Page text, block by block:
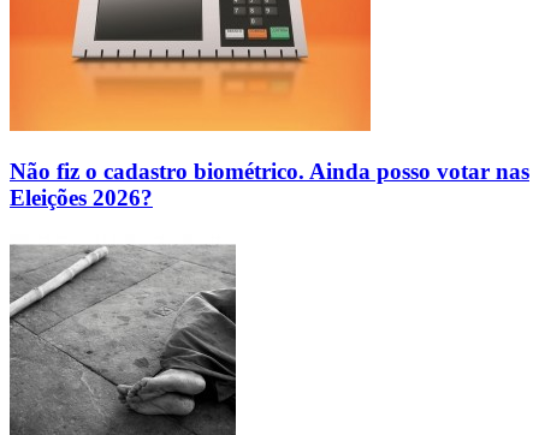
Não fiz o cadastro biométrico. Ainda posso votar nas
Eleições 2026?